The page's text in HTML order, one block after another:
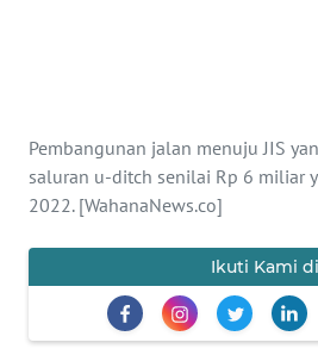
Pembangunan jalan menuju JIS
saluran u-ditch senilai Rp 6 miliar
2022. [WahanaNews.co]
Ikuti Kami
OPINI
EDITORIAL